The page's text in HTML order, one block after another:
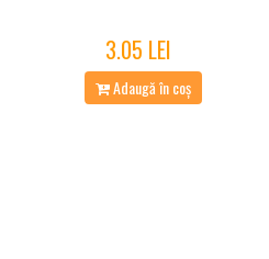
3.05 LEI
Adaugă în coș